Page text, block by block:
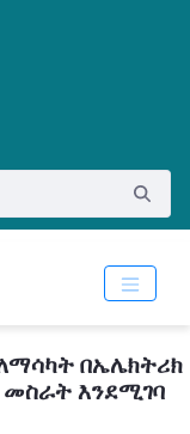
በኤሌክትሪክ
እንደሚገባ